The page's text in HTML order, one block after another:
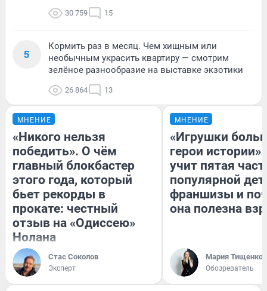
30 759 15
5
Кормить раз в месяц. Чем хищным или
необычным украсить квартиру — смотрим
зелёное разнообразие на выставке экзотики
26 864 13
МНЕНИЕ
«Никого нельзя
победить». О чём
главный блокбастер
этого года, который
бьет рекорды в
прокате: честный
отзыв на «Одиссею»
Нолана
Стас Соколов
Эксперт
МНЕНИЕ
«Игрушки
герои
учит пятая
популярной
франшизы и
она полезна
Мария Тищенко
Обозреватель